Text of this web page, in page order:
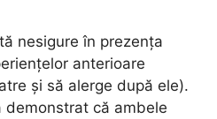
nesigure în prezența
anterioare
și să alerge după ele).
că ambele